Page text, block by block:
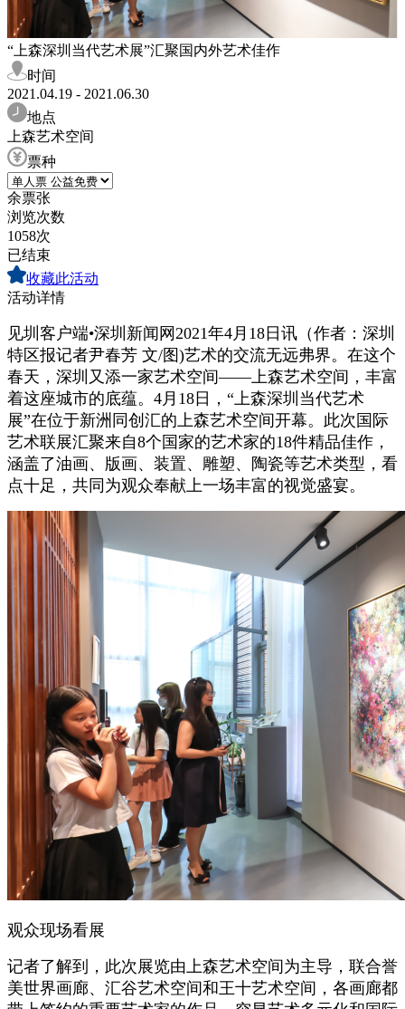
“上森深圳当代艺术展”汇聚国内外艺术佳作
时间
2021.04.19 - 2021.06.30
地点
上森艺术空间
票种
余票张
浏览次数
1058次
已结束
收藏此活动
活动详情
见圳客户端•深圳新闻网2021年4月18日讯（作者：深圳
特区报记者尹春芳 文/图)艺术的交流无远弗界。在这个
春天，深圳又添一家艺术空间——上森艺术空间，丰富
着这座城市的底蕴。4月18日，“上森深圳当代艺术
展”在位于新洲同创汇的上森艺术空间开幕。此次国际
艺术联展汇聚来自8个国家的艺术家的18件精品佳作，
涵盖了油画、版画、装置、雕塑、陶瓷等艺术类型，看
点十足，共同为观众奉献上一场丰富的视觉盛宴。
观众现场看展
记者了解到，此次展览由上森艺术空间为主导，联合誉
美世界画廊、汇谷艺术空间和王十艺术空间，各画廊都